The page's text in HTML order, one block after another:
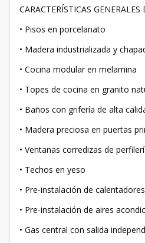
CARACTERÍSTICAS
• Pisos en porcelanato
• Madera industrializada y
• Cocina modular en melamina
• Topes de cocina en granito
• Baños con grifería de alta
• Madera preciosa en puertas
• Ventanas corredizas de
• Techos en yeso
• Pre-instalación de
• Pre-instalación de aires
• Gas central con salida